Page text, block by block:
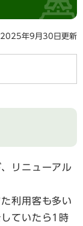
2025年9月30日更新
リニューアル
利用客も多い
ていたら1時